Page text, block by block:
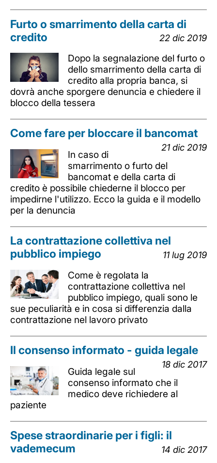
Furto o smarrimento della carta di
credito
22 dic 2019
Dopo la segnalazione del furto o
dello smarrimento della carta di
credito alla propria banca, si
dovrà anche sporgere denuncia e chiedere il
blocco della tessera
Come fare per bloccare il bancomat
21 dic 2019
In caso di
smarrimento o furto del
bancomat e della carta di
credito è possibile chiederne il blocco per
impedirne l'utilizzo. Ecco la guida e il modello
per la denuncia
La contrattazione collettiva nel
pubblico impiego
11 lug 2019
Come è regolata la
contrattazione collettiva nel
pubblico impiego, quali sono le
sue peculiarità e in cosa si differenzia dalla
contrattazione nel lavoro privato
Il consenso informato - guida legale
18 dic 2017
Guida legale sul
consenso informato che il
medico deve richiedere al
paziente
Spese straordinarie per i figli: il
vademecum
14 dic 2017